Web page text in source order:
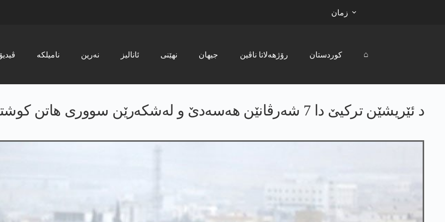
زمان
ڤیدیۆ نامیلکە نەرین ئانالیز نھێنی جیھان رۆژھەلاتا ناڤین کوردستان ⌂
د ئێریشێن ترکیێ دا 7 شەرڤانێن هه‌سه‌دێ و لەشکەرێن سووری هاتن کوشتن